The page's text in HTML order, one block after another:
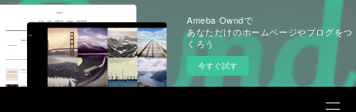
Ameba Owndで
あなただけのホームページやブログをつ
くろう
今すぐ試す